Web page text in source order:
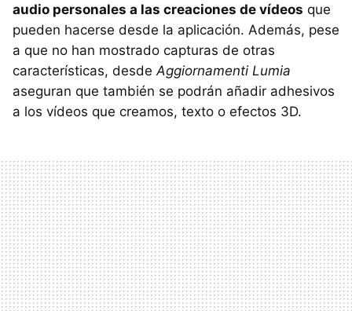
audio personales a las creaciones de vídeos que
pueden hacerse desde la aplicación. Además, pese
a que no han mostrado capturas de otras
características, desde Aggiornamenti Lumia
aseguran que también se podrán añadir adhesivos
a los vídeos que creamos, texto o efectos 3D.